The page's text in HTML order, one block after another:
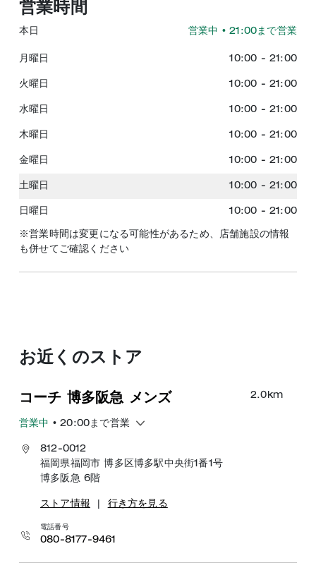
営業時間
本日 営業中 • 21:00まで営業
月曜日 10:00 - 21:00
火曜日 10:00 - 21:00
水曜日 10:00 - 21:00
木曜日 10:00 - 21:00
金曜日 10:00 - 21:00
土曜日 10:00 - 21:00
日曜日 10:00 - 21:00
※営業時間は変更になる可能性があるため、店舗施設の情報
も併せてご確認ください
お近くのストア
2.0km
コーチ 博多阪急 メンズ
営業中 • 20:00まで営業
812-0012
福岡県福岡市 博多区博多駅中央街1番1号
博多阪急 6階
ストア情報 行き方を見る
電話番号
080-8177-9461